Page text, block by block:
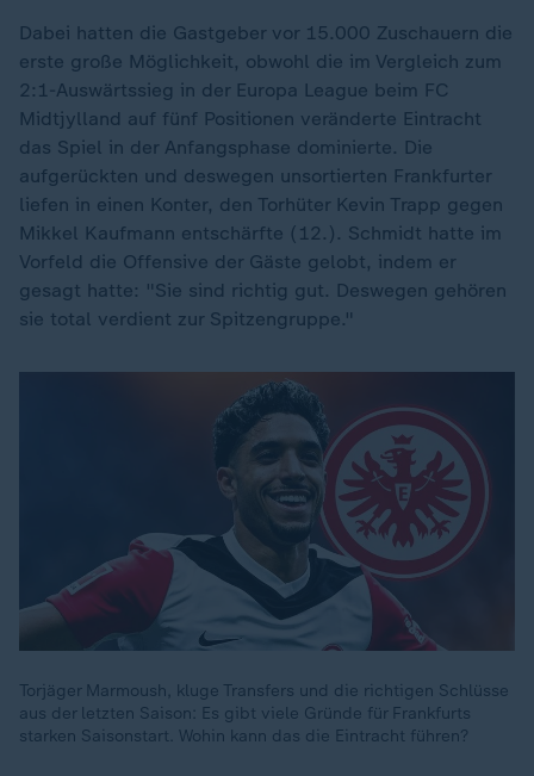
Dabei hatten die Gastgeber vor 15.000 Zuschauern die
erste große Möglichkeit, obwohl die im Vergleich zum
2:1-Auswärtssieg in der Europa League beim FC
Midtjylland auf fünf Positionen veränderte Eintracht
das Spiel in der Anfangsphase dominierte. Die
aufgerückten und deswegen unsortierten Frankfurter
liefen in einen Konter, den Torhüter Kevin Trapp gegen
Mikkel Kaufmann entschärfte (12.). Schmidt hatte im
Vorfeld die Offensive der Gäste gelobt, indem er
gesagt hatte: "Sie sind richtig gut. Deswegen gehören
sie total verdient zur Spitzengruppe."
Torjäger Marmoush, kluge Transfers und die richtigen Schlüsse
aus der letzten Saison: Es gibt viele Gründe für Frankfurts
starken Saisonstart. Wohin kann das die Eintracht führen?